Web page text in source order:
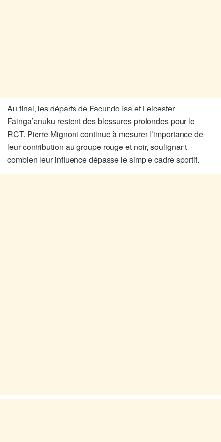
Au final, les départs de Facundo Isa et Leicester
Fainga’anuku restent des blessures profondes pour le
RCT. Pierre Mignoni continue à mesurer l’importance de
leur contribution au groupe rouge et noir, soulignant
combien leur influence dépasse le simple cadre sportif.